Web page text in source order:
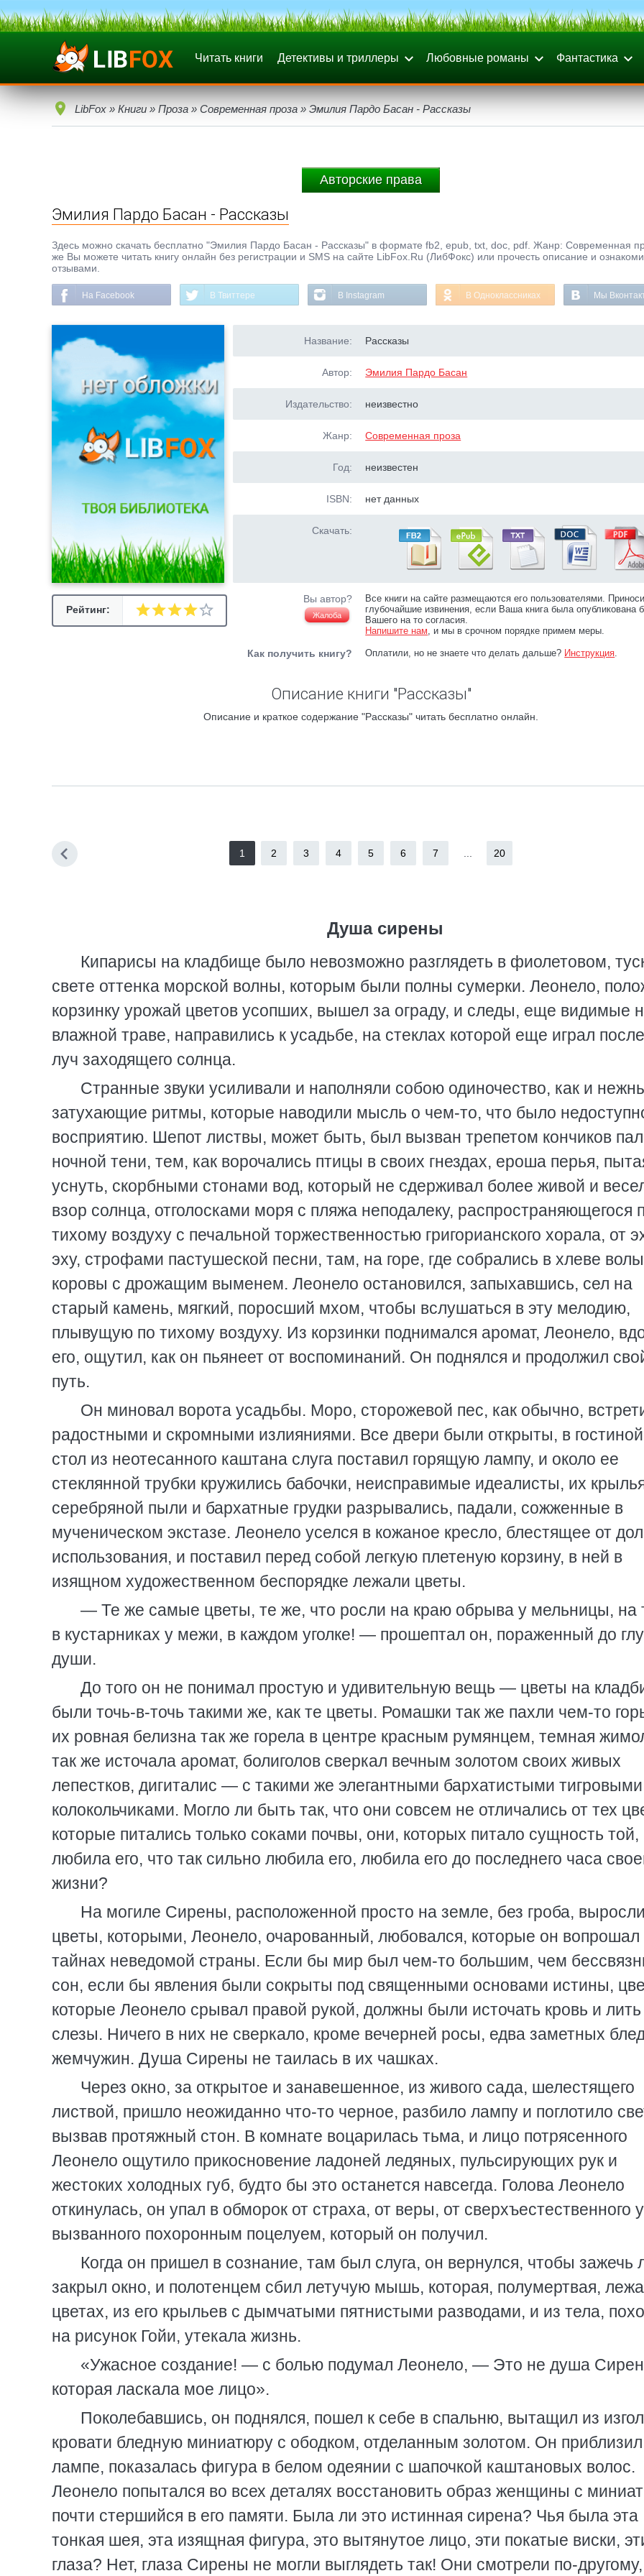
Читать книги Детективы и триллеры Любовные романы Фантастика
LibFox » Книги » Проза » Современная проза » Эмилия Пардо Басан - Рассказы
Авторские права
Эмилия Пардо Басан - Рассказы
Здесь можно скачать бесплатно "Эмилия Пардо Басан - Рассказы" в формате fb2, epub, txt, doc, pdf. Жанр: Современная
же Вы можете читать книгу онлайн без регистрации и SMS на сайте LibFox.Ru (ЛибФокс) или прочесть описание и
отзывами.
На Facebook В Твиттере В Instagram В Одноклассниках Мы
Рейтинг:
Название: Рассказы
Автор: Эмилия Пардо Басан
Издательство: неизвестно
Жанр: Современная проза
Год: неизвестен
ISBN: нет данных
Скачать:
Вы автор?
Жалоба
Все книги на сайте размещаются его пользователями.
глубочайшие извинения, если Ваша книга была опубликована
Вашего на то согласия.
Напишите нам, и мы в срочном порядке примем меры.
Как получить книгу? Оплатили, но не знаете что делать дальше? Инструкция.
Описание книги "Рассказы"
Описание и краткое содержание "Рассказы" читать бесплатно онлайн.
1 2 3 4 5 6 7 20
Душа сирены
Кипарисы на кладбище было невозможно разглядеть в фиолетовом,
свете оттенка морской волны, которым были полны сумерки. Леонело,
корзинку урожай цветов усопших, вышел за ограду, и следы, еще видимые
влажной траве, направились к усадьбе, на стеклах которой еще играл
луч заходящего солнца.
Странные звуки усиливали и наполняли собою одиночество, как и
затухающие ритмы, которые наводили мысль о чем-то, что было
восприятию. Шепот листвы, может быть, был вызван трепетом кончиков
ночной тени, тем, как ворочались птицы в своих гнездах, ероша перья,
уснуть, скорбными стонами вод, который не сдерживал более живой и
взор солнца, отголосками моря с пляжа неподалеку, распространяющегося
тихому воздуху с печальной торжественностью григорианского хорала, от
эху, строфами пастушеской песни, там, на горе, где собрались в хлеве
коровы с дрожащим выменем. Леонело остановился, запыхавшись, сел на
старый камень, мягкий, поросший мхом, чтобы вслушаться в эту мелодию,
плывущую по тихому воздуху. Из корзинки поднимался аромат, Леонело,
его, ощутил, как он пьянеет от воспоминаний. Он поднялся и продолжил
путь.
Он миновал ворота усадьбы. Моро, сторожевой пес, как обычно,
радостными и скромными излияниями. Все двери были открыты, в
стол из неотесанного каштана слуга поставил горящую лампу, и около ее
стеклянной трубки кружились бабочки, неисправимые идеалисты, их
серебряной пыли и бархатные грудки разрывались, падали, сожженные в
мученическом экстазе. Леонело уселся в кожаное кресло, блестящее от
использования, и поставил перед собой легкую плетеную корзину, в ней в
изящном художественном беспорядке лежали цветы.
— Те же самые цветы, те же, что росли на краю обрыва у мельницы, на
в кустарниках у межи, в каждом уголке! — прошептал он, пораженный до
души.
До того он не понимал простую и удивительную вещь — цветы на
были точь-в-точь такими же, как те цветы. Ромашки так же пахли чем-то
их ровная белизна так же горела в центре красным румянцем, темная
так же источала аромат, болиголов сверкал вечным золотом своих живых
лепестков, дигиталис — с такими же элегантными бархатистыми тигровыми
колокольчиками. Могло ли быть так, что они совсем не отличались от тех
которые питались только соками почвы, они, которых питало сущность той,
любила его, что так сильно любила его, любила его до последнего часа
жизни?
На могиле Сирены, расположенной просто на земле, без гроба,
цветы, которыми, Леонело, очарованный, любовался, которые он вопрошал
тайнах неведомой страны. Если бы мир был чем-то большим, чем
сон, если бы явления были сокрыты под священными основами истины,
которые Леонело срывал правой рукой, должны были источать кровь и лить
слезы. Ничего в них не сверкало, кроме вечерней росы, едва заметных
жемчужин. Душа Сирены не таилась в их чашках.
Через окно, за открытое и занавешенное, из живого сада, шелестящего
листвой, пришло неожиданно что-то черное, разбило лампу и поглотило
вызвав протяжный стон. В комнате воцарилась тьма, и лицо потрясенного
Леонело ощутило прикосновение ладоней ледяных, пульсирующих рук и
жестоких холодных губ, будто бы это останется навсегда. Голова Леонело
откинулась, он упал в обморок от страха, от веры, от сверхъестественного
вызванного похоронным поцелуем, который он получил.
Когда он пришел в сознание, там был слуга, он вернулся, чтобы зажечь
закрыл окно, и полотенцем сбил летучую мышь, которая, полумертвая,
цветах, из его крыльев с дымчатыми пятнистыми разводами, и из тела,
на рисунок Гойи, утекала жизнь.
«Ужасное создание! — с болью подумал Леонело, — Это не душа
которая ласкала мое лицо».
Поколебавшись, он поднялся, пошел к себе в спальню, вытащил из
кровати бледную миниатюру с ободком, отделанным золотом. Он
лампе, показалась фигура в белом одеянии с шапочкой каштановых волос.
Леонело попытался во всех деталях восстановить образ женщины с
почти стершийся в его памяти. Была ли это истинная сирена? Чья была эта
тонкая шея, эта изящная фигура, это вытянутое лицо, эти покатые виски,
глаза? Нет, глаза Сирены не могли выглядеть так! Они смотрели по-